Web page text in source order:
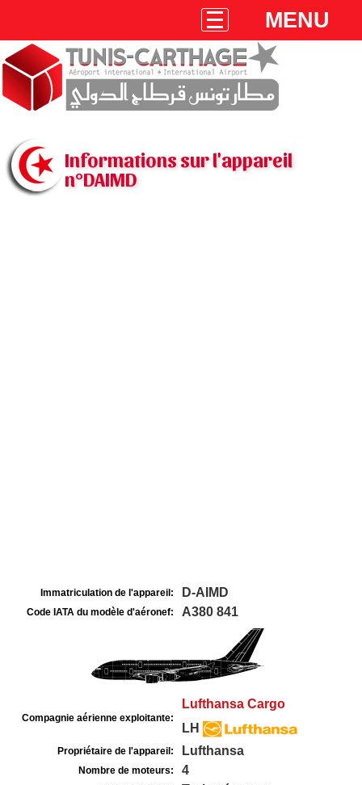
MENU
Informations sur l'appareil
n°DAIMD
Immatriculation de l'appareil: D-AIMD
Code IATA du modèle d'aéronef: A380 841
Compagnie aérienne exploitante:
Lufthansa Cargo
LH
Propriétaire de l'appareil: Lufthansa
Nombre de moteurs: 4